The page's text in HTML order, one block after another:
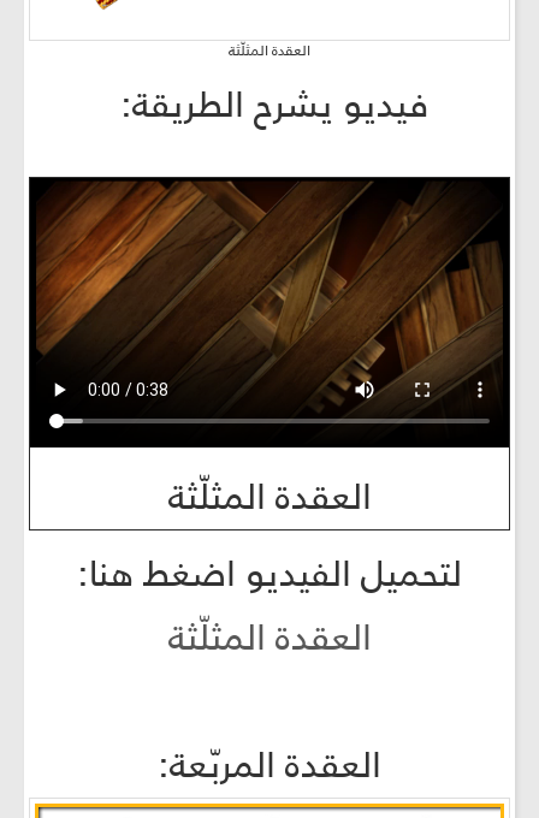
العقدة المثلّثة
فيديو يشرح الطريقة:
العقدة المثلّثة
لتحميل الفيديو اضغط هنا:
العقدة المثلّثة
العقدة المربّعة: